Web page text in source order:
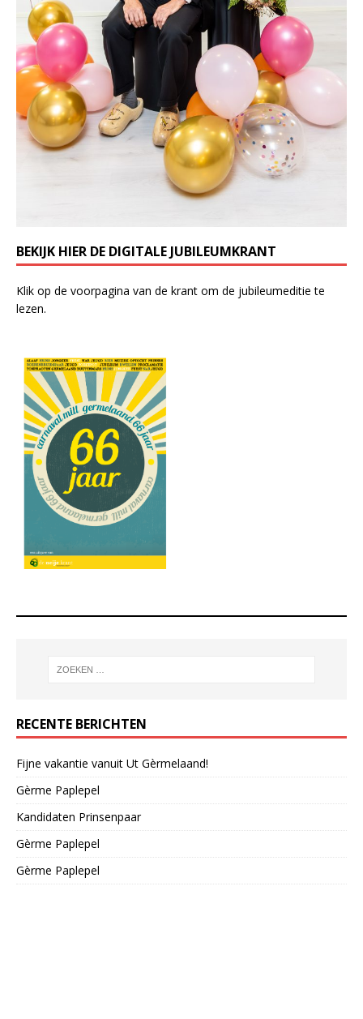
BEKIJK HIER DE DIGITALE JUBILEUMKRANT
Klik op de voorpagina van de krant om de jubileumeditie te
lezen.
RECENTE BERICHTEN
Fijne vakantie vanuit Ut Gèrmelaand!
Gèrme Paplepel
Kandidaten Prinsenpaar
Gèrme Paplepel
Gèrme Paplepel